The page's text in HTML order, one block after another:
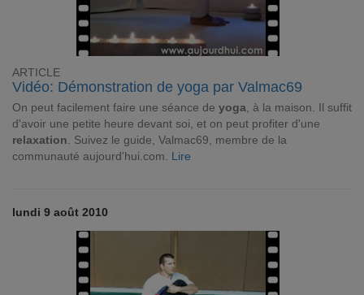
ARTICLE
Vidéo: Démonstration de yoga par Valmac69
On peut facilement faire une séance de yoga , à la maison. Il suffit
d'avoir une petite heure devant soi, et on peut profiter d'une
relaxation . Suivez le guide, Valmac69, membre de la
communauté aujourd'hui.com. Lire
lundi 9 août 2010